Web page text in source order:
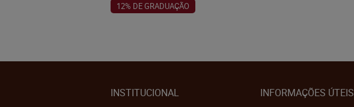
12% DE GRADUAÇÃO
INSTITUCIONAL INFORMAÇÕES ÚTEIS